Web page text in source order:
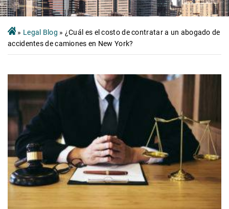
» Legal Blog » ¿Cuál es el costo de contratar a un abogado de
accidentes de camiones en New York?